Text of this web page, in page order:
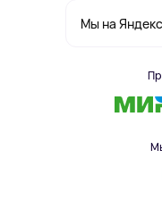
Мы на Яндекс